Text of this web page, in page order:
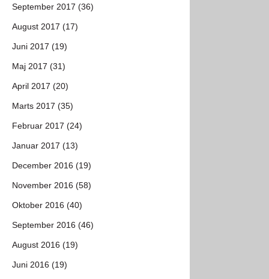
September 2017 (36)
August 2017 (17)
Juni 2017 (19)
Maj 2017 (31)
April 2017 (20)
Marts 2017 (35)
Februar 2017 (24)
Januar 2017 (13)
December 2016 (19)
November 2016 (58)
Oktober 2016 (40)
September 2016 (46)
August 2016 (19)
Juni 2016 (19)